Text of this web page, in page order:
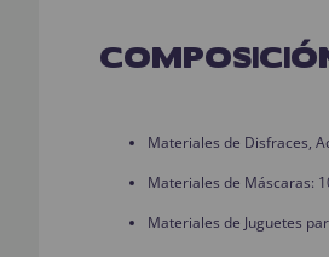
Materiales de Disfraces,
Materiales de Máscaras:
Materiales de Juguetes